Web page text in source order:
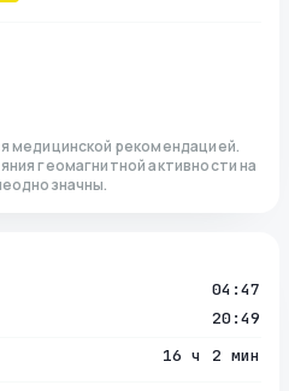
медицинской рекомендацией.
геомагнитной активности на
04:47
20:49
16 ч 2 мин